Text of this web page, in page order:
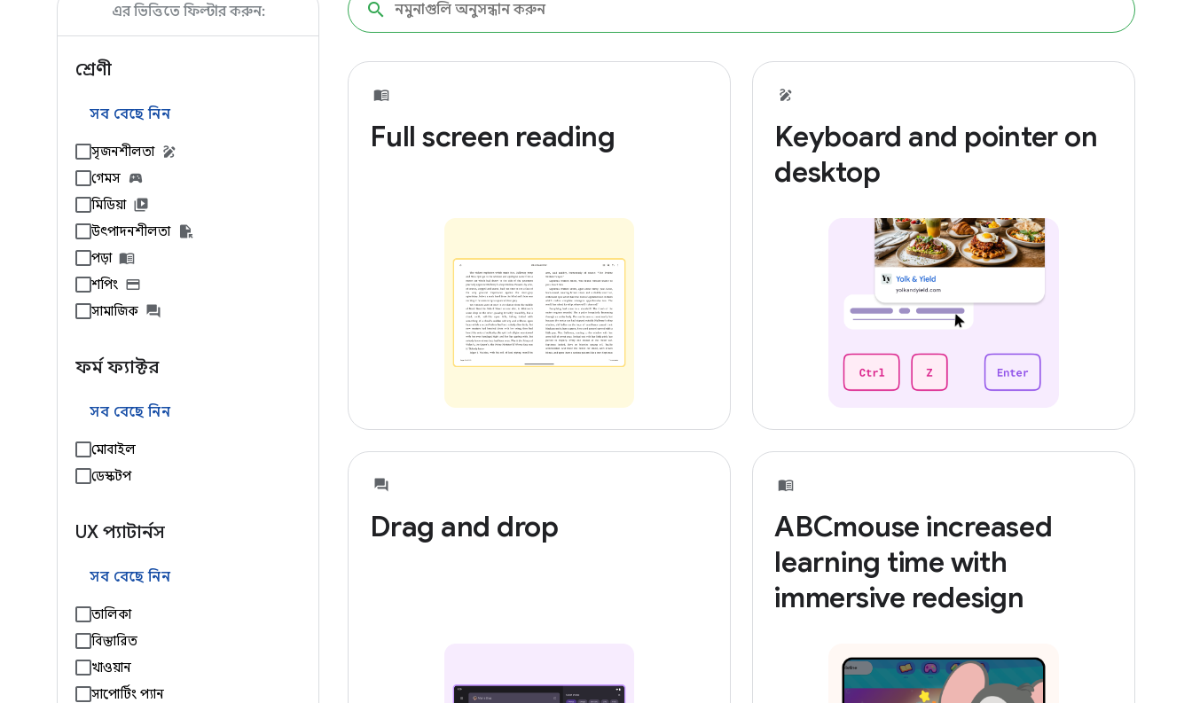
এর ভিত্তিতে ফিল্টার করুন:
শ্রেণী
সব বেছে নিন
সৃজনশীলতা
গেমস
মিডিয়া
উৎপাদনশীলতা
পড়া
শপিং
সামাজিক
ফর্ম ফ্যাক্টর
সব বেছে নিন
মোবাইল
ডেস্কটপ
UX প্যাটার্নস
সব বেছে নিন
তালিকা
বিস্তারিত
খাওয়ান
সাপোর্টিং প্যান
Full screen reading
Keyboard and pointer on
desktop
Drag and drop
ABCmouse increased
learning time with
immersive redesign